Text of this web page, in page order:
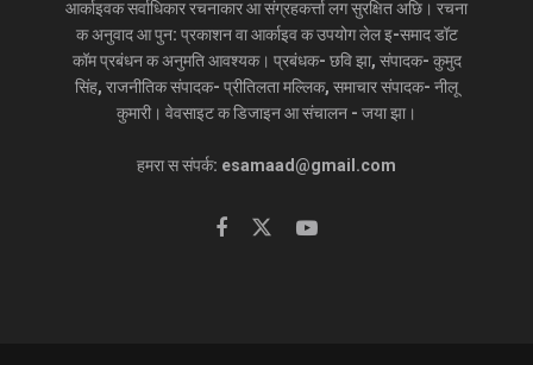
आर्काइवक सर्वाधिकार रचनाकार आ संग्रहकर्त्ता लग सुरक्षित अछि। रचना
क अनुवाद आ पुन: प्रकाशन वा आर्काइव क उपयोग लेल इ-समाद डॉट
कॉम प्रबंधन क अनुमति आवश्यक। प्रबंधक- छवि झा, संपादक- कुमुद
सिंह, राजनीतिक संपादक- प्रीतिलता मल्लिक, समाचार संपादक- नीलू
कुमारी। वेवसाइट क डिजाइन आ संचालन - जया झा।
हमरा स संपर्क: esamaad@gmail.com